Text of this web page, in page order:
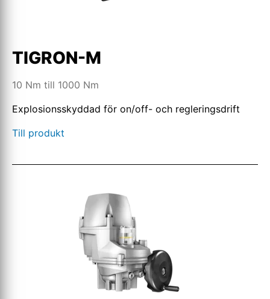
TIGRON-M
10 Nm till 1000 Nm
Explosionsskyddad för on/off- och regleringsdrift
Till produkt